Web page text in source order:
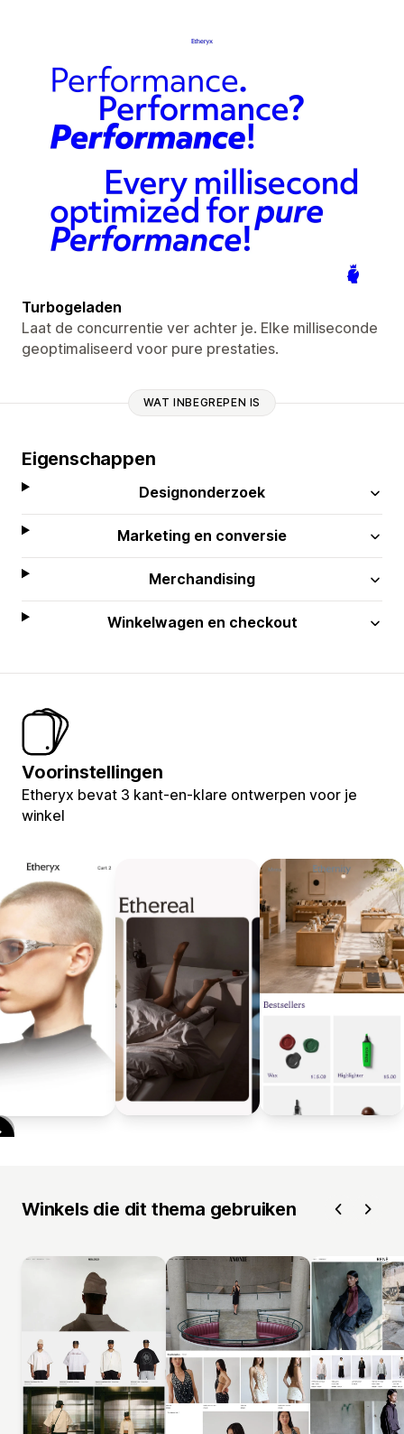
Turbogeladen
Laat de concurrentie ver achter je. Elke milliseconde
geoptimaliseerd voor pure prestaties.
WAT INBEGREPEN IS
Eigenschappen
Designonderzoek
Marketing en conversie
Merchandising
Winkelwagen en checkout
Voorinstellingen
Etheryx bevat 3 kant-en-klare ontwerpen voor je
winkel
Winkels die dit thema gebruiken